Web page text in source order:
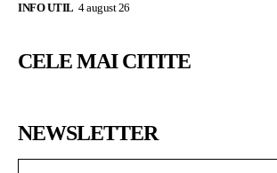
INFO UTIL 4 august 26
CELE MAI CITITE
NEWSLETTER